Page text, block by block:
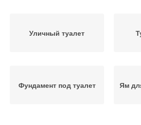
Уличный туалет
Фундамент под туалет Ям